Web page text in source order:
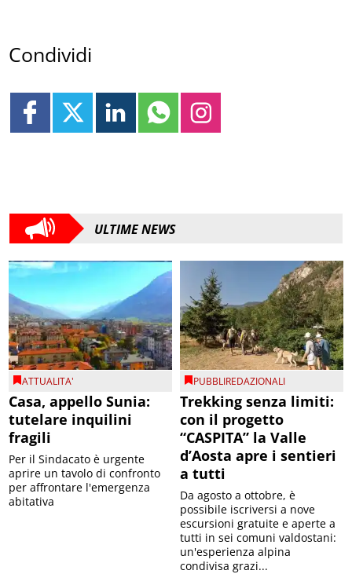
Condividi
ULTIME NEWS
ATTUALITA'
Casa, appello Sunia:
tutelare inquilini
fragili
Per il Sindacato è urgente
aprire un tavolo di confronto
per affrontare l'emergenza
abitativa
PUBBLIREDAZIONALI
Trekking senza limiti:
con il progetto
“CASPITA” la Valle
d’Aosta apre i sentieri
a tutti
Da agosto a ottobre, è
possibile iscriversi a nove
escursioni gratuite e aperte a
tutti in sei comuni valdostani:
un'esperienza alpina
condivisa grazi...